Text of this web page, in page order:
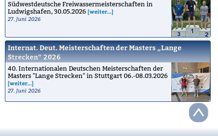
Südwestdeutsche Freiwassermeisterschaften in
Ludwigshafen, 30.05.2026 [weiter...]
27. Juni 2026
Internat. Deut. Meisterschaften der Masters „Lange
Strecken“ 2026
40. Internationalen Deutschen Meisterschaften der
Masters "Lange Strecken" in Stuttgart 06.-08.03.2026
[weiter...]
27. Juni 2026